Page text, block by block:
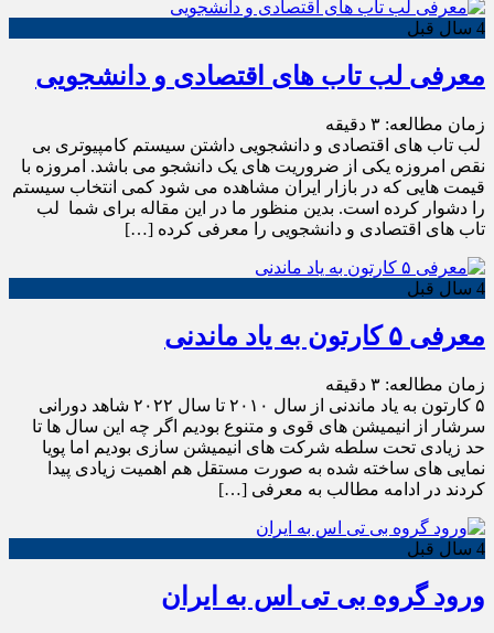
4 سال قبل
معرفی لب تاب های اقتصادی و دانشجویی
زمان مطالعه: ۳ دقیقه
لب تاب های اقتصادی و دانشجویی داشتن سیستم کامپیوتری بی
نقص امروزه یکی از ضروریت های یک دانشجو می باشد. امروزه با
قیمت هایی که در بازار ایران مشاهده می شود کمی انتخاب سیستم
را دشوار کرده است. بدین منظور ما در این مقاله برای شما لب
تاب های اقتصادی و دانشجویی را معرفی کرده […]
4 سال قبل
معرفی ۵ کارتون به یاد ماندنی
زمان مطالعه: ۳ دقیقه
۵ کارتون به یاد ماندنی از سال ۲۰۱۰ تا سال ۲۰۲۲ شاهد دورانی
سرشار از انیمیشن های قوی و متنوع بودیم اگر چه این سال ها تا
حد زیادی تحت سلطه شرکت های انیمیشن سازی بودیم اما پویا
نمایی های ساخته شده به صورت مستقل هم اهمیت زیادی پیدا
کردند در ادامه مطالب به معرفی […]
4 سال قبل
ورود گروه بی تی اس به ایران